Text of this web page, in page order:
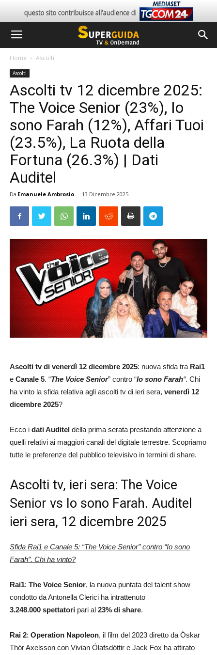
Home Ascolti
Ascolti
Ascolti tv 12 dicembre 2025:
The Voice Senior (23%), Io
sono Farah (12%), Affari Tuoi
(23.5%), La Ruota della
Fortuna (26.3%) | Dati
Auditel
Da Emanuele Ambrosio - 13 Dicembre 2025
Ascolti tv di venerdì 12 dicembre 2025: nuova sfida tra Rai1
e Canale 5. “The Voice Senior” contro “Io sono Farah“. Chi
ha vinto la sfida relativa agli ascolti tv di ieri sera, venerdì 12
dicembre 2025?
Ecco i dati Auditel della prima serata prestando attenzione a
quelli relativi ai maggiori canali del digitale terrestre. Scopriamo
tutte le preferenze del pubblico televisivo in termini di share.
Ascolti tv, ieri sera: The Voice
Senior vs Io sono Farah. Auditel
ieri sera, 12 dicembre 2025
Sfida Rai1 e Canale 5: “The Voice Senior” contro “Io sono
Farah”. Chi ha vinto?
Rai1: The Voice Senior, la nuova puntata del talent show
condotto da Antonella Clerici ha intrattenuto
3.248.000 spettatori pari al 23% di share.
Rai 2: Operation Napoleon, il film del 2023 diretto da Óskar
Thór Axelsson con Vivian Ólafsdóttir e Jack Fox ha attirato